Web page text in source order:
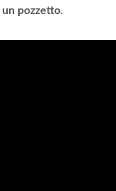
un pozzetto.